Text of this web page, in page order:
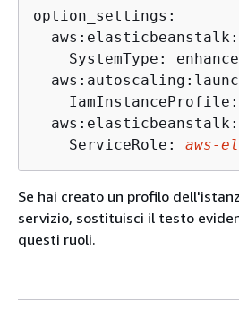
option_settings:
SystemType:
    IamInstanceProfile:
    ServiceRole:
aws-
Se hai creato un profilo
servizio, sostituisci il testo
questi ruoli.